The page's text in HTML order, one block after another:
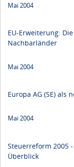
Mai 2004
EU-Erweiterung:
Nachbarländer
Mai 2004
Europa AG (SE) als
Mai 2004
Steuerreform 2005
Überblick